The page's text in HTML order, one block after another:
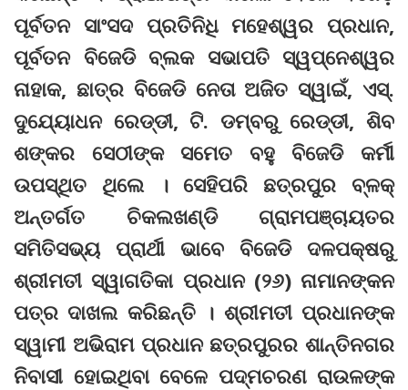
ପୂର୍ବତନ ସାଂସଦ ପ୍ରତିନିଧି ମହେଶ୍ୱର ପ୍ରଧାନ,
ପୂର୍ବତନ ବିଜେଡି ବ୍ଲକ ସଭାପତି ସ୍ୱପ୍ନେଶ୍ୱର
ନାହାକ, ଛାତ୍ର ବିଜେଡି ନେତା ଅଜିତ ସ୍ୱାଇଁ, ଏସ୍.
ଦୁଯ୍ୟୋଧନ ରେଡ୍ଡୀ, ଟି. ଡମ୍ବରୁ ରେଡ୍ଡୀ, ଶିବ
ଶଙ୍କର ସେଠୀଙ୍କ ସମେତ ବହୁ ବିଜେଡି କର୍ମୀ
ଉପସ୍ଥିତ ଥିଲେ । ସେହିପରି ଛତ୍ରପୁର ବ୍ଳକ୍
ଅନ୍ତର୍ଗତ ଚିକଲଖଣ୍ଡି ଗ୍ରାମପଞ୍ଚାୟତର
ସମିତିସଭ୍ୟ ପ୍ରାର୍ଥୀ ଭାବେ ବିଜେଡି ଦଳପକ୍ଷରୁ
ଶ୍ରୀମତୀ ସ୍ୱାଗତିକା ପ୍ରଧାନ (୨୬) ନାମାନଙ୍କନ
ପତ୍ର ଦାଖଲ କରିଛନ୍ତି । ଶ୍ରୀମତୀ ପ୍ରଧାନଙ୍କ
ସ୍ୱାମୀ ଅଭିରାମ ପ୍ରଧାନ ଛତ୍ରପୁରର ଶାନ୍ତିନଗର
ନିବାସୀ ହୋଇଥିବା ବେଳେ ପଦ୍ମଚରଣ ରାଉଳଙ୍କ